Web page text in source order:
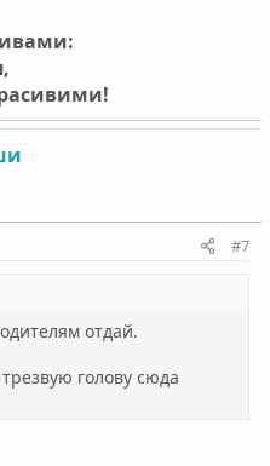
#7
отдай.
голову сюда